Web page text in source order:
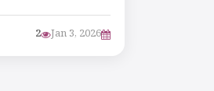
Jan 3, 2026
2